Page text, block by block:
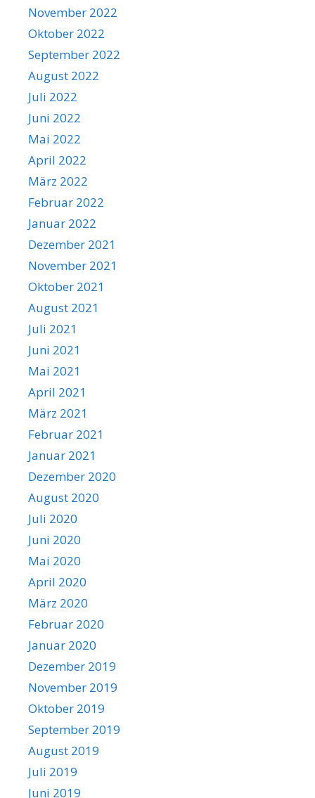
November 2022
Oktober 2022
September 2022
August 2022
Juli 2022
Juni 2022
Mai 2022
April 2022
März 2022
Februar 2022
Januar 2022
Dezember 2021
November 2021
Oktober 2021
August 2021
Juli 2021
Juni 2021
Mai 2021
April 2021
März 2021
Februar 2021
Januar 2021
Dezember 2020
August 2020
Juli 2020
Juni 2020
Mai 2020
April 2020
März 2020
Februar 2020
Januar 2020
Dezember 2019
November 2019
Oktober 2019
September 2019
August 2019
Juli 2019
Juni 2019